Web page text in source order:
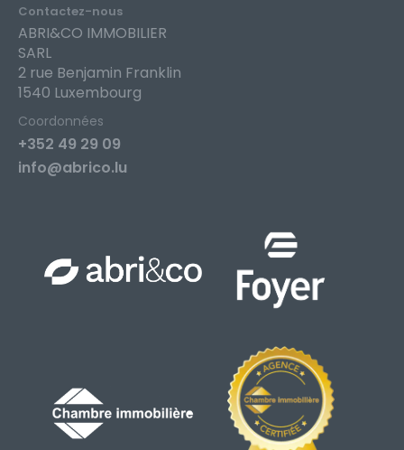
Contactez-nous
ABRI&CO IMMOBILIER
SARL
2 rue Benjamin Franklin
1540 Luxembourg
Coordonnées
+352 49 29 09
info@abrico.lu